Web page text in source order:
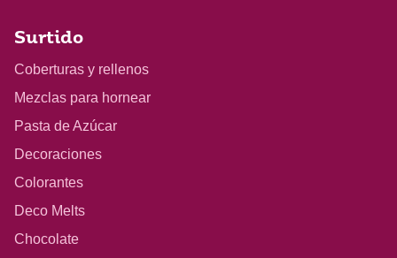
Surtido
Coberturas y rellenos
Mezclas para hornear
Pasta de Azúcar
Decoraciones
Colorantes
Deco Melts
Chocolate